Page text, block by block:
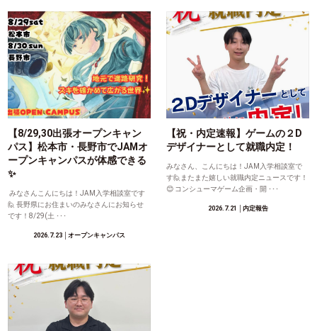
【8/29,30出張オープンキャン
パス】松本市・長野市でJAMオ
ープンキャンパスが体感できる
✨
みなさんこんにちは！JAM入学相談室です
🙋 長野県にお住まいのみなさんにお知らせ
です！8/29(土 ･･･
2026.7.23 │オープンキャンパス
【祝・内定速報】ゲームの２D
デザイナーとして就職内定！
みなさん、こんにちは！JAM入学相談室で
す🙋またまた嬉しい就職内定ニュースです！
😊 コンシューマゲーム企画・開 ･･･
2026.7.21 │内定報告